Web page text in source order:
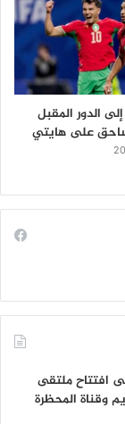
الدور المقبل
على هايتي
افتتاح ملتقى
وقناة المحظرة